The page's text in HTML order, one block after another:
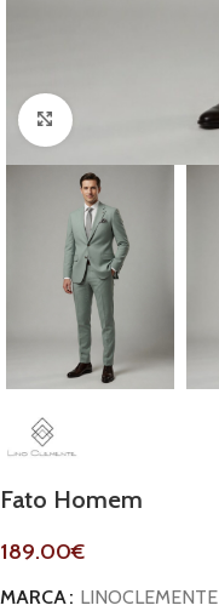
Clique para ampliar
Fato Homem
189.00€
MARCA LINOCLEMENTE